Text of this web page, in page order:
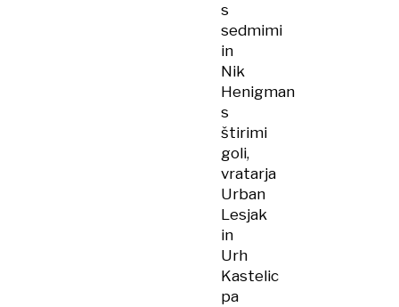
s
sedmimi
in
Nik
Henigman
s
štirimi
goli,
vratarja
Urban
Lesjak
in
Urh
Kastelic
pa